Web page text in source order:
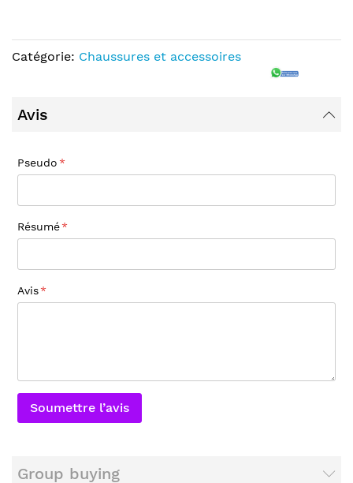
Catégorie: Chaussures et accessoires
Avis
Pseudo
Résumé
Avis
Soumettre l’avis
Group buying